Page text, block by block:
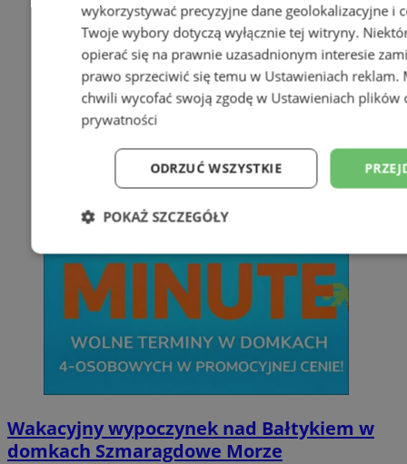
Wakacyjny wypoczynek nad Bałtykiem w
domkach Szmaragdowe Morze
wykorzystywać precyzyjne dane geolokalizacyjne i
Twoje wybory dotyczą wyłącznie tej witryny.
opierać się na prawnie uzasadnionym interesie
prawo sprzeciwić się temu w Ustawieniach reklam.
chwili wycofać swoją zgodę w Ustawieniach plików
prywatności
ODRZUĆ WSZYSTKIE
POKAŻ SZCZEGÓŁY
Niezbędne Wydajność
Niezbędne Wydajność Targetowanie